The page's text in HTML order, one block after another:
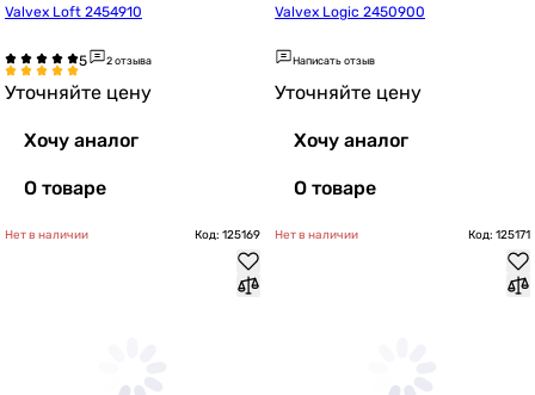
Valvex Loft 2454910
2 отзыва
Уточняйте цену
Хочу аналог
О товаре
Valvex Logic 2450900
Написать отзыв
Уточняйте цену
Хочу аналог
О товаре
Нет в наличии Код: 125169 Нет в наличии Код: 125171